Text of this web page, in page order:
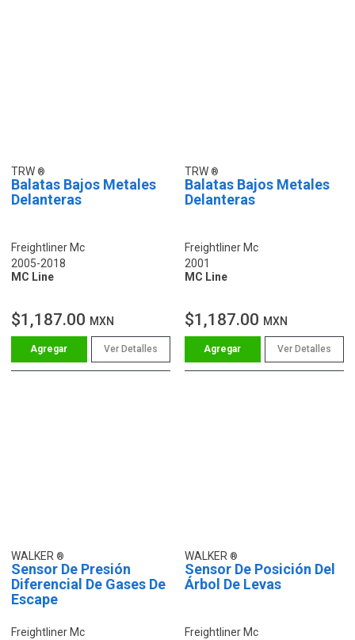
TRW
Balatas Bajos Metales
Delanteras
Freightliner Mc
2005-2018
MC Line
$1,187.00 MXN
Ver Detalles
TRW
Balatas Bajos Metales
Delanteras
Freightliner Mc
2001
MC Line
$1,187.00 MXN
Ver Detalles
WALKER
Sensor De Presión
Diferencial De Gases De
Escape
Freightliner Mc
WALKER
Sensor De Posición Del
Árbol De Levas
Freightliner Mc